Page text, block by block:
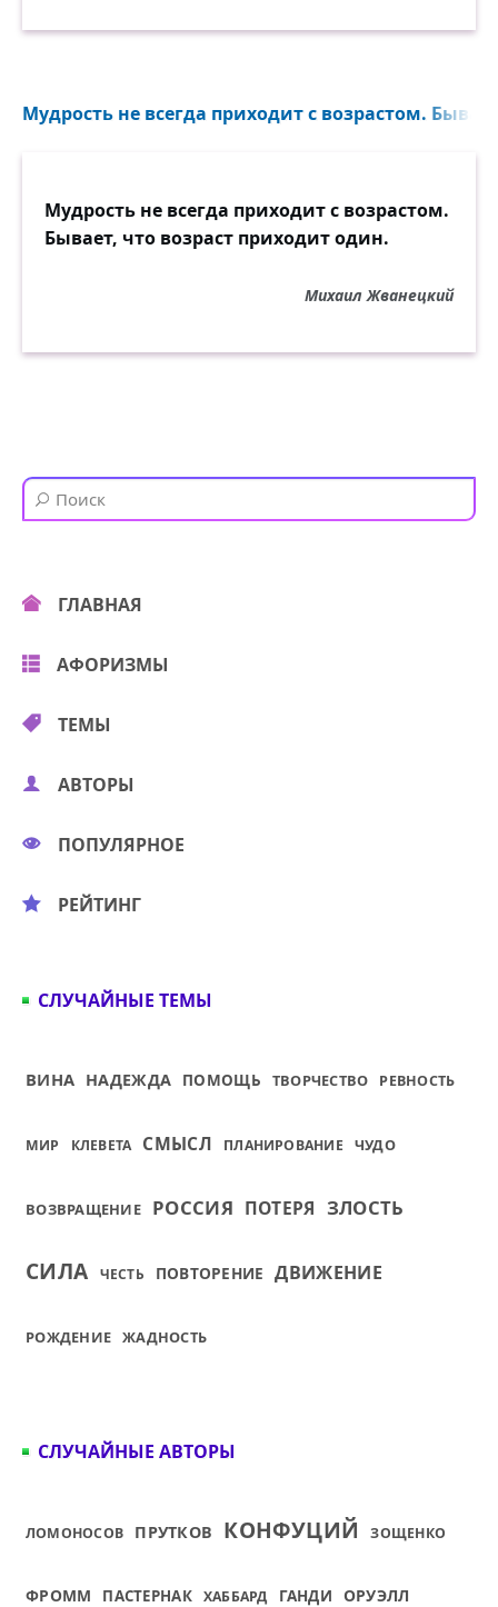
Мудрость не всегда приходит с возрастом.
Мудрость не всегда приходит с возрастом.
Бывает, что возраст приходит один.
Михаил Жванецкий
ГЛАВНАЯ
АФОРИЗМЫ
ТЕМЫ
АВТОРЫ
ПОПУЛЯРНОЕ
РЕЙТИНГ
СЛУЧАЙНЫЕ ТЕМЫ
ВИНА НАДЕЖДА ПОМОЩЬ ТВОРЧЕСТВО РЕВНОСТЬ
МИР КЛЕВЕТА СМЫСЛ ПЛАНИРОВАНИЕ ЧУДО
ВОЗВРАЩЕНИЕ РОССИЯ ПОТЕРЯ ЗЛОСТЬ
СИЛА ЧЕСТЬ ПОВТОРЕНИЕ ДВИЖЕНИЕ
РОЖДЕНИЕ ЖАДНОСТЬ
СЛУЧАЙНЫЕ АВТОРЫ
ЛОМОНОСОВ ПРУТКОВ КОНФУЦИЙ ЗОЩЕНКО
ФРОММ ПАСТЕРНАК ХАББАРД ГАНДИ ОРУЭЛЛ